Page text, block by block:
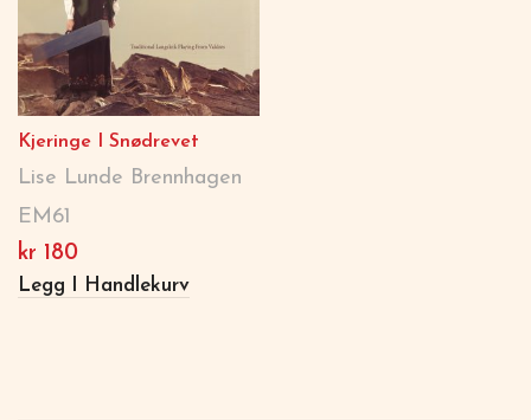
Kjeringe I Snødrevet
Lise Lunde Brennhagen
EM61
kr 180
Legg I Handlekurv